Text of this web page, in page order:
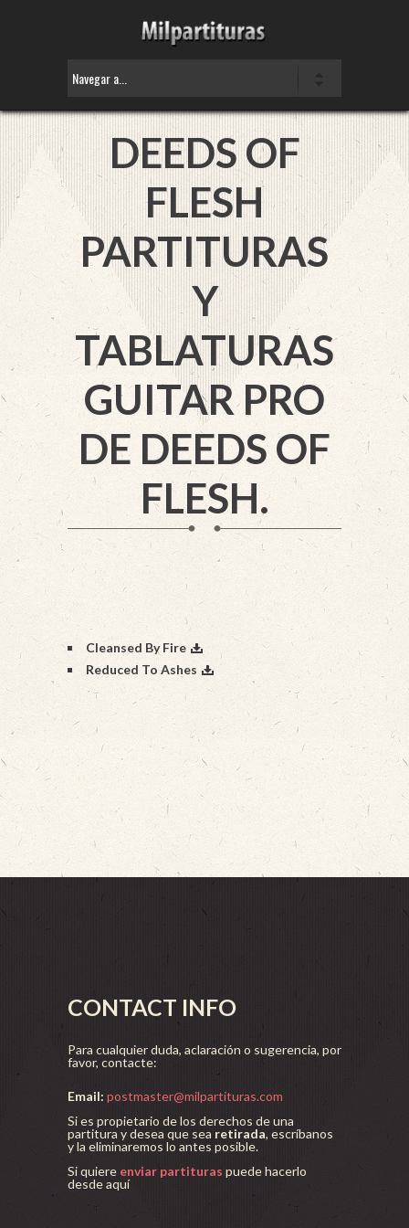
DEEDS OF
FLESH
PARTITURAS
Y
TABLATURAS
GUITAR PRO
DE DEEDS OF
FLESH.
Cleansed By Fire
Reduced To Ashes
CONTACT INFO
Para cualquier duda, aclaración o sugerencia, por
favor, contacte:
Email: postmaster@milpartituras.com
Si es propietario de los derechos de una
partitura y desea que sea retirada, escríbanos
y la eliminaremos lo antes posible.
Si quiere enviar partituras puede hacerlo
desde aquí